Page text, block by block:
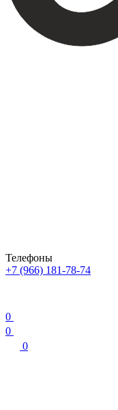
Телефоны
+7 (966) 181-78-74
0
0
0